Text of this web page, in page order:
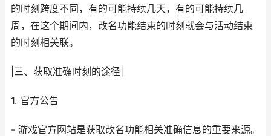
的时刻跨度不同，有的可能持续几天，有的可能持续几
周，在这个期间内，改名功能结束的时刻就会与活动结束
的时刻相关联。
|三、获取准确时刻的途径|
1. 官方公告
- 游戏官方网站是获取改名功能相关准确信息的重要来源。